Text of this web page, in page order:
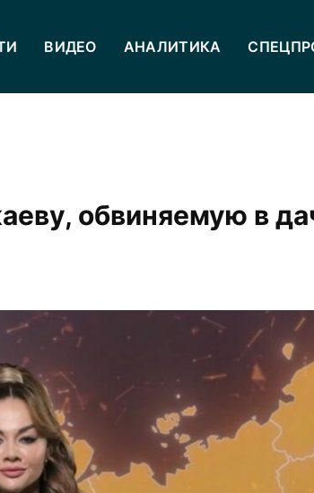
ВИДЕО АНАЛИТИКА
обвиняемую в